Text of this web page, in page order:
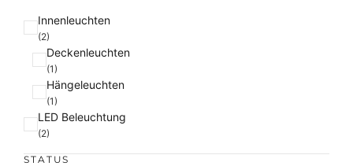
K
a
e
Innenleuchten
(2)
Deckenleuchten
(1)
Hängeleuchten
(1)
LED Beleuchtung
(2)
STATUS